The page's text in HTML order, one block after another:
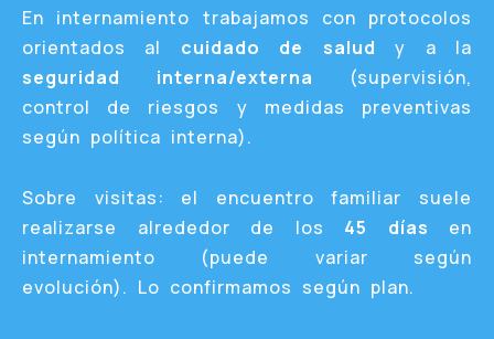
En internamiento trabajamos con protocolos
orientados al cuidado de salud y a la
seguridad interna/externa (supervisión,
control de riesgos y medidas preventivas
según política interna).
Sobre visitas: el encuentro familiar suele
realizarse alrededor de los 45 días en
internamiento (puede variar según
evolución). Lo confirmamos según plan.